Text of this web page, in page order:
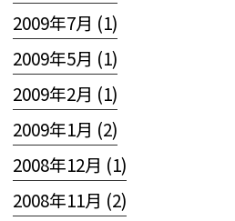
2009年7月 (1)
2009年5月 (1)
2009年2月 (1)
2009年1月 (2)
2008年12月 (1)
2008年11月 (2)